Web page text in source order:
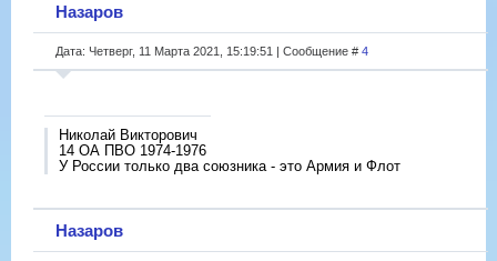
Назаров
Дата: Четверг, 11 Марта 2021, 15:19:51 | Сообщение # 4
Николай Викторович
14 ОА ПВО 1974-1976
У России только два союзника - это Армия и Флот
Назаров